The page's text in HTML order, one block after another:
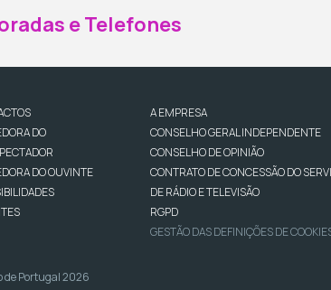
e Telefones
DO
DO OUVINTE
A EMPRESA
CONSELHO GERAL INDEPENDENTE
CONSELHO DE OPINIÃO
CONTRATO DE CONCESSÃO DO
DE RÁDIO E TELEVISÃO
RGPD
GESTÃO DAS DEFINIÇÕES DE
de Portugal 2026